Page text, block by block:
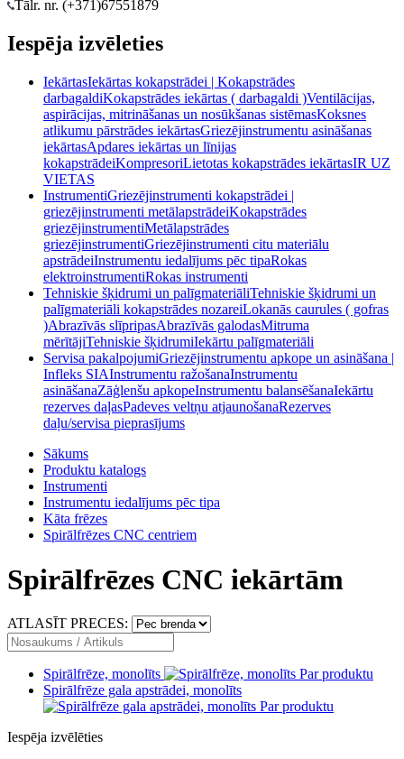
Tālr. nr. (+371)67551879
Iespēja izvēleties
IekārtasIekārtas kokapstrādei | Kokapstrādes
darbagaldiKokapstrādes iekārtas ( darbagaldi )Ventilācijas,
aspirācijas, mitrināšanas un nosūkšanas sistēmasKoksnes
atlikumu pārstrādes iekārtasGriezējinstrumentu asināšanas
iekārtasApdares iekārtas un līnijas
kokapstrādeiKompresoriLietotas kokapstrādes iekārtasIR UZ
VIETAS
InstrumentiGriezējinstrumenti kokapstrādei |
griezējinstrumenti metālapstrādeiKokapstrādes
griezējinstrumentiMetālapstrādes
griezējinstrumentiGriezējinstrumenti citu materiālu
apstrādeiInstrumentu iedalījums pēc tipaRokas
elektroinstrumentiRokas instrumenti
Tehniskie šķidrumi un palīgmateriāliTehniskie šķidrumi un
palīgmateriāli kokapstrādes nozareiLokanās caurules ( gofras
)Abrazīvās slīpripasAbrazīvās galodasMitruma
mērītājiTehniskie šķidrumiIekārtu palīgmateriāli
Servisa pakalpojumiGriezējinstrumentu apkope un asināšana |
Infleks SIAInstrumentu ražošanaInstrumentu
asināšanaZāģlenšu apkopeInstrumentu balansēšanaIekārtu
rezerves daļasPadeves veltņu atjaunošanaRezerves
daļu/servisa pieprasījums
Sākums
Produktu katalogs
Instrumenti
Instrumentu iedalījums pēc tipa
Kāta frēzes
Spirālfrēzes CNC centriem
Spirālfrēzes CNC iekārtām
ATLASĪT PRECES:
Spirālfrēze, monolīts
Par produktu
Spirālfrēze gala apstrādei, monolīts
Par produktu
Iespēja izvēlēties